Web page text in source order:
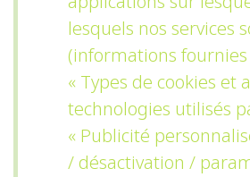
lesquels nos services
(informations
« Types de cookies et
technologies utilisés
« Publicité
/ désactivation /